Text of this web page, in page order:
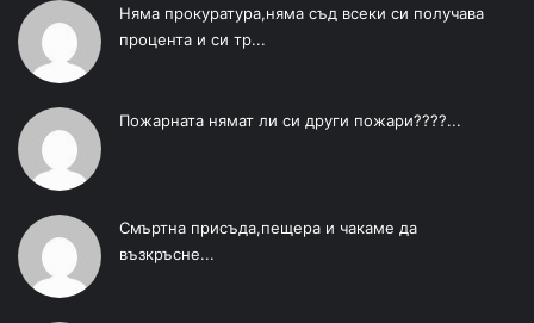
Няма прокуратура,няма съд всеки си получава
процента и си тр...
Пожарната нямат ли си други пожари????...
Смъртна присъда,пещера и чакаме да
възкръсне...